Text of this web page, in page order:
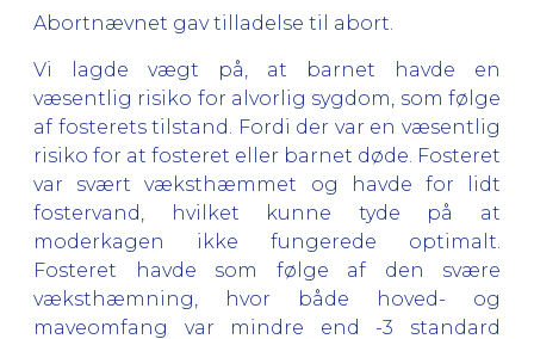
Abortnævnet gav tilladelse til abort.
Vi lagde vægt på, at barnet havde en
væsentlig risiko for alvorlig sygdom, som følge
af fosterets tilstand. Fordi der var en væsentlig
risiko for at fosteret eller barnet døde. Fosteret
var svært væksthæmmet og havde for lidt
fostervand, hvilket kunne tyde på at
moderkagen ikke fungerede optimalt.
Fosteret havde som følge af den svære
væksthæmning, hvor både hoved- og
maveomfang var mindre end -3 standard